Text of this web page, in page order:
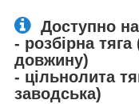
Доступно
- розбірна
довжину)
- цільнолита
заводська)